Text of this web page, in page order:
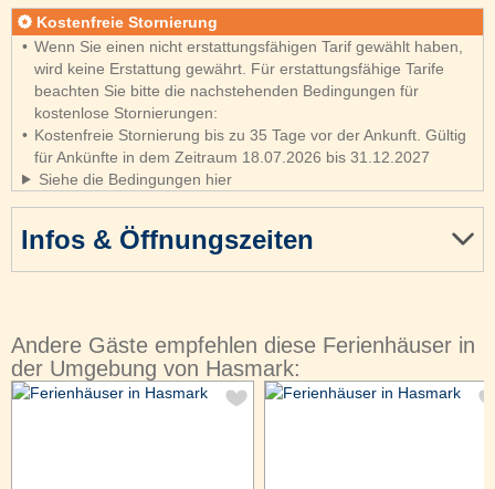
Infos & Öffnungszeiten
Kostenfreie Stornierung
Wenn Sie einen nicht erstattungsfähigen Tarif gewählt haben,
wird keine Erstattung gewährt. Für erstattungsfähige Tarife
beachten Sie bitte die nachstehenden Bedingungen für
kostenlose Stornierungen:
Kostenfreie Stornierung bis zu 35 Tage vor der Ankunft. Gültig
für Ankünfte in dem Zeitraum 18.07.2026 bis 31.12.2027
Siehe die Bedingungen hier
Andere Gäste empfehlen diese Ferienhäuser in
der Umgebung von Hasmark: